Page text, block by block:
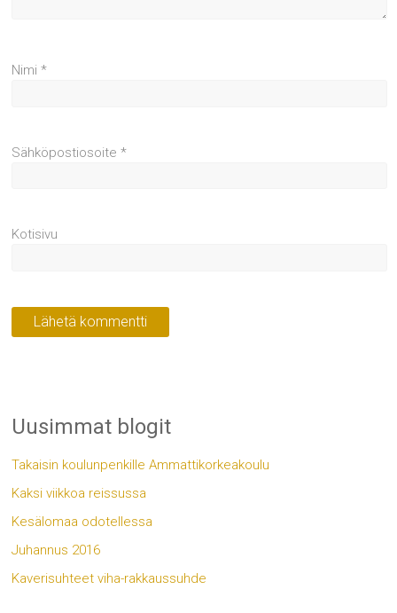
Nimi*
Sähköpostiosoite*
Kotisivu
Uusimmat blogit
Takaisin koulunpenkille Ammattikorkeakoulu
Kaksi viikkoa reissussa
Kesälomaa odotellessa
Juhannus 2016
Kaverisuhteet viha-rakkaussuhde